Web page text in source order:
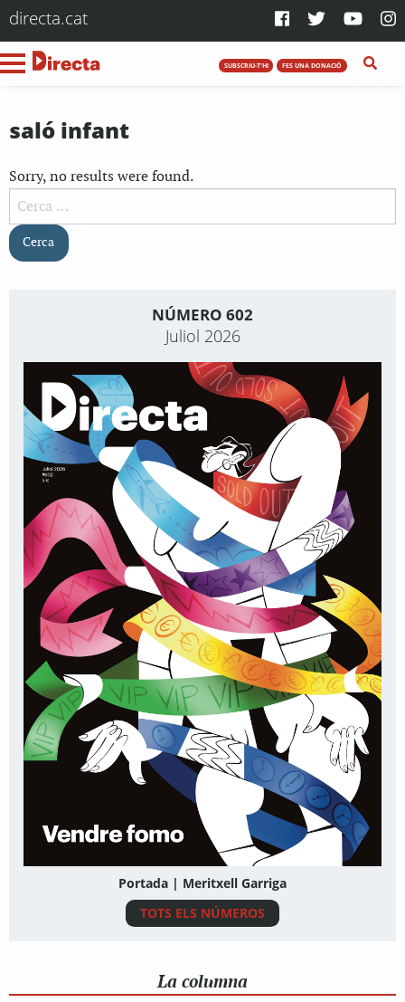
directa.cat
SUBSCRIU-T'HI FES UNA DONACIÓ
saló infant
Sorry, no results were found.
Cerca:
NÚMERO 602
Juliol 2026
Portada | Meritxell Garriga
TOTS ELS NÚMEROS
La columna